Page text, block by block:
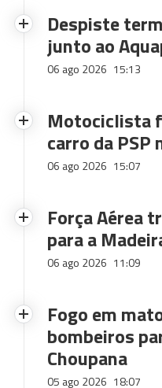
Despiste
junto ao
06 ago 2026 15:13
Motociclista
carro da PSP
06 ago 2026 15:07
Força Aérea
para a
06 ago 2026 11:09
Fogo em
bombeiros
Choupana
05 ago 2026 18:07